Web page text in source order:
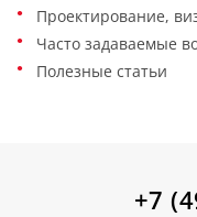
Проектирование,
Часто задаваемые
Полезные статьи
+7